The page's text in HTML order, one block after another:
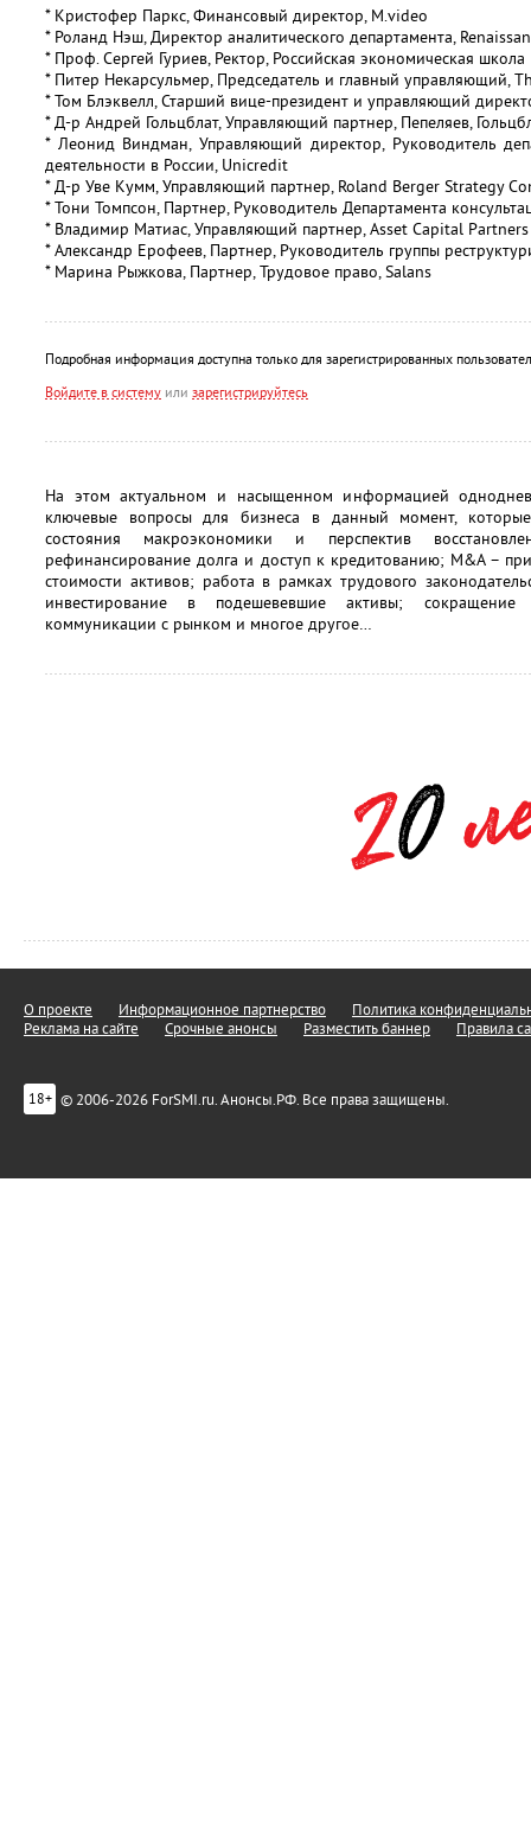
* Кристофер Паркс, Финансовый директор, M.video
* Роланд Нэш, Директор аналитического департамента,
* Проф. Сергей Гуриев, Ректор, Российская экономическая школа
* Питер Некарсульмер, Председатель и главный управляющий,
* Том Блэквелл, Старший вице-президент и управляющий
* Д-р Андрей Гольцблат, Управляющий партнер, Пепеляев,
* Леонид Виндман, Управляющий директор, Руководитель
деятельности в России, Unicredit
* Д-р Уве Кумм, Управляющий партнер, Roland Berger Strategy
* Тони Томпсон, Партнер, Руководитель Департамента
* Владимир Матиас, Управляющий партнер, Asset Capital Partners
* Александр Ерофеев, Партнер, Руководитель группы
* Марина Рыжкова, Партнер, Трудовое право, Salans
Подробная информация доступна только для зарегистрированных
Войдите в систему или зарегистрируйтесь
На этом актуальном и насыщенном информацией
ключевые вопросы для бизнеса в данный момент,
состояния макроэкономики и перспектив
рефинансирование долга и доступ к кредитованию; M&A –
стоимости активов; работа в рамках трудового
инвестирование в подешевевшие активы; сокращение
коммуникации с рынком и многое другое…
О проекте Информационное партнерство
Политика
Реклама на сайте
Срочные анонсы Разместить баннер Правила
18+ © 2006-2026 ForSMI.ru. Анонсы.РФ. Все права защищены.